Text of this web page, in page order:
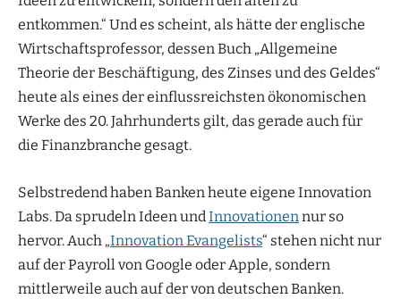
entkommen.“ Und es scheint, als hätte der englische
Wirtschaftsprofessor, dessen Buch „Allgemeine
Theorie der Beschäftigung, des Zinses und des Geldes“
heute als eines der einflussreichsten ökonomischen
Werke des 20. Jahrhunderts gilt, das gerade auch für
die Finanzbranche gesagt.
Selbstredend haben Banken heute eigene Innovation
Labs. Da sprudeln Ideen undInnovationennur so
hervor. Auch „Innovation Evangelists“ stehen nicht nur
auf der Payroll von Google oder Apple, sondern
mittlerweile auch auf der von deutschen Banken.